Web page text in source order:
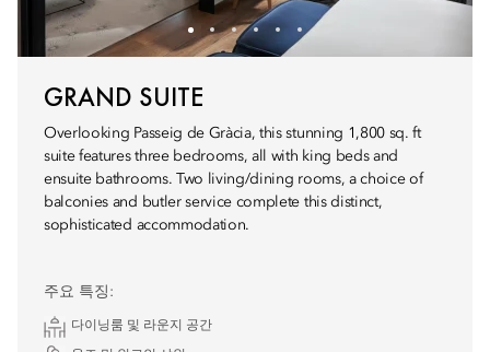
GRAND SUITE
Overlooking Passeig de Gràcia, this stunning 1,800 sq. ft
suite features three bedrooms, all with king beds and
ensuite bathrooms. Two living/dining rooms, a choice of
balconies and butler service complete this distinct,
sophisticated accommodation.
주요 특징:
다이닝룸 및 라운지 공간